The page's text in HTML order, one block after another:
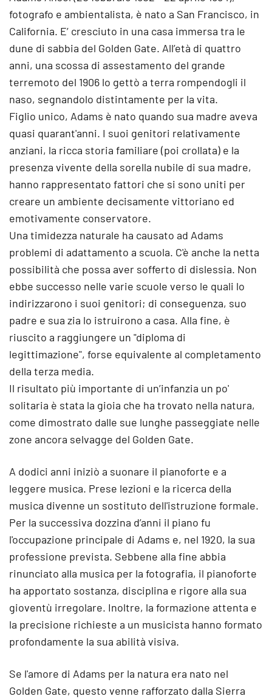
fotografo e ambientalista, è nato a San Francisco, in
California. E’ cresciuto in una casa immersa tra le
dune di sabbia del Golden Gate. All’età di quattro
anni, una scossa di assestamento del grande
terremoto del 1906 lo gettò a terra rompendogli il
naso, segnandolo distintamente per la vita.
Figlio unico, Adams è nato quando sua madre aveva
quasi quarant'anni. I suoi genitori relativamente
anziani, la ricca storia familiare (poi crollata) e la
presenza vivente della sorella nubile di sua madre,
hanno rappresentato fattori che si sono uniti per
creare un ambiente decisamente vittoriano ed
emotivamente conservatore.
Una timidezza naturale ha causato ad Adams
problemi di adattamento a scuola. C'è anche la netta
possibilità che possa aver sofferto di dislessia. Non
ebbe successo nelle varie scuole verso le quali lo
indirizzarono i suoi genitori; di conseguenza, suo
padre e sua zia lo istruirono a casa. Alla fine, è
riuscito a raggiungere un "diploma di
legittimazione", forse equivalente al completamento
della terza media.
Il risultato più importante di un’infanzia un po'
solitaria è stata la gioia che ha trovato nella natura,
come dimostrato dalle sue lunghe passeggiate nelle
zone ancora selvagge del Golden Gate.
A dodici anni iniziò a suonare il pianoforte e a
leggere musica. Prese lezioni e la ricerca della
musica divenne un sostituto dell'istruzione formale.
Per la successiva dozzina d’anni il piano fu
l'occupazione principale di Adams e, nel 1920, la sua
professione prevista. Sebbene alla fine abbia
rinunciato alla musica per la fotografia, il pianoforte
ha apportato sostanza, disciplina e rigore alla sua
gioventù irregolare. Inoltre, la formazione attenta e
la precisione richieste a un musicista hanno formato
profondamente la sua abilità visiva.
Se l'amore di Adams per la natura era nato nel
Golden Gate, questo venne rafforzato dalla Sierra